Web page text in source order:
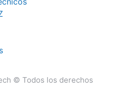
© Todos los derechos